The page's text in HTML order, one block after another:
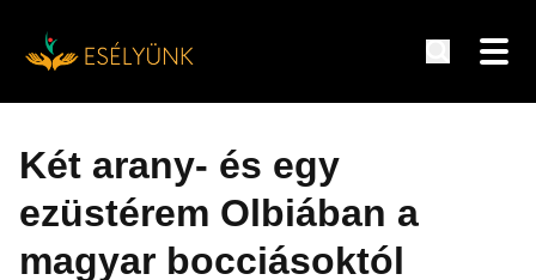
tartalomra
Két arany- és egy
ezüstérem Olbiában a
magyar bocciásoktól